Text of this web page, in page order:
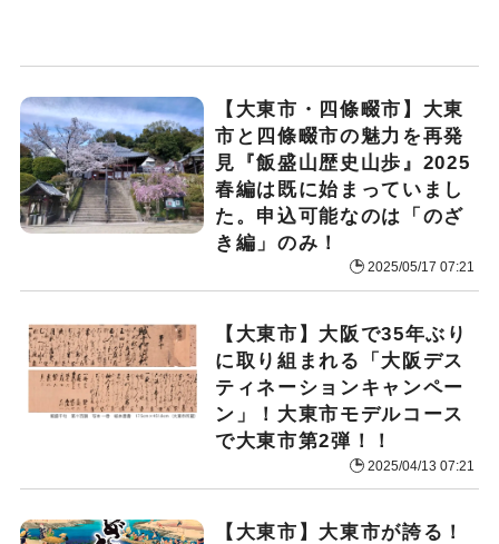
【大東市・四條畷市】大東
市と四條畷市の魅力を再発
見『飯盛山歴史山歩』2025
春編は既に始まっていまし
た。申込可能なのは「のざ
き編」のみ！
2025/05/17 07:21
【大東市】大阪で35年ぶり
に取り組まれる「大阪デス
ティネーションキャンペー
ン」！大東市モデルコース
で大東市第2弾！！
2025/04/13 07:21
【大東市】大東市が誇る！